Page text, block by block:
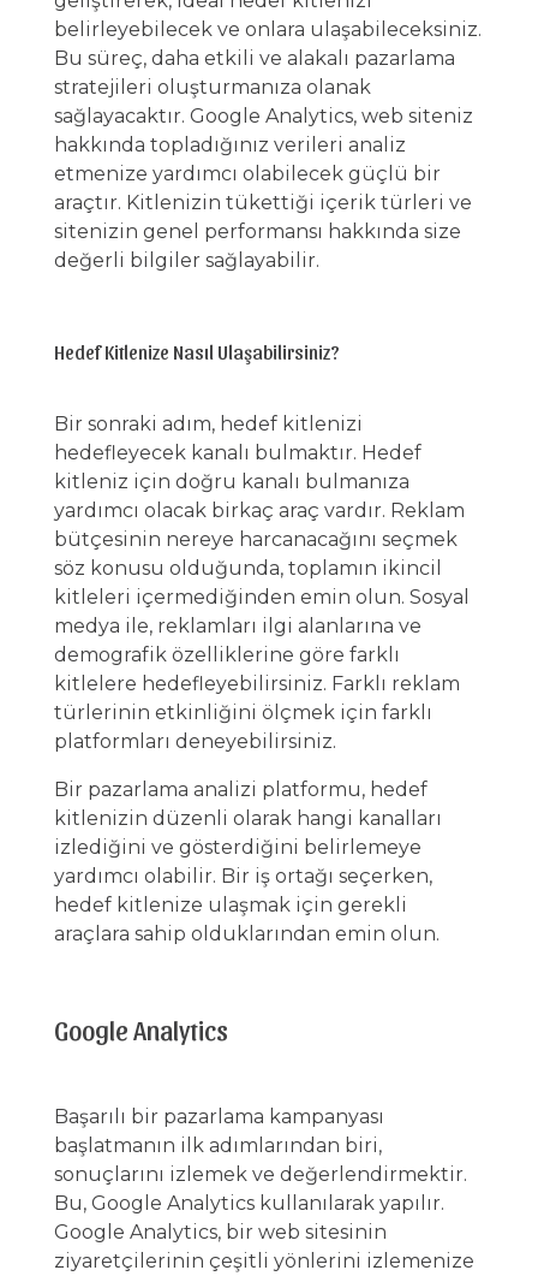
belirleyebilecek ve onlara ulaşabileceksiniz.
Bu süreç, daha etkili ve alakalı pazarlama
stratejileri oluşturmanıza olanak
sağlayacaktır. Google Analytics, web siteniz
hakkında topladığınız verileri analiz
etmenize yardımcı olabilecek güçlü bir
araçtır. Kitlenizin tükettiği içerik türleri ve
sitenizin genel performansı hakkında size
değerli bilgiler sağlayabilir.
Hedef Kitlenize Nasıl Ulaşabilirsiniz?
Bir sonraki adım, hedef kitlenizi
hedefleyecek kanalı bulmaktır. Hedef
kitleniz için doğru kanalı bulmanıza
yardımcı olacak birkaç araç vardır. Reklam
bütçesinin nereye harcanacağını seçmek
söz konusu olduğunda, toplamın ikincil
kitleleri içermediğinden emin olun. Sosyal
medya ile, reklamları ilgi alanlarına ve
demografik özelliklerine göre farklı
kitlelere hedefleyebilirsiniz. Farklı reklam
türlerinin etkinliğini ölçmek için farklı
platformları deneyebilirsiniz.
Bir pazarlama analizi platformu, hedef
kitlenizin düzenli olarak hangi kanalları
izlediğini ve gösterdiğini belirlemeye
yardımcı olabilir. Bir iş ortağı seçerken,
hedef kitlenize ulaşmak için gerekli
araçlara sahip olduklarından emin olun.
Google Analytics
Başarılı bir pazarlama kampanyası
başlatmanın ilk adımlarından biri,
sonuçlarını izlemek ve değerlendirmektir.
Bu, Google Analytics kullanılarak yapılır.
Google Analytics, bir web sitesinin
ziyaretçilerinin çeşitli yönlerini izlemenize